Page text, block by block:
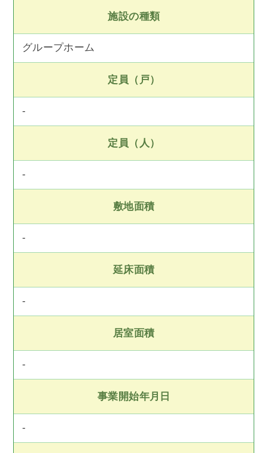
施設の種類
グループホーム
定員（戸）
-
定員（人）
-
敷地面積
-
延床面積
-
居室面積
-
事業開始年月日
-